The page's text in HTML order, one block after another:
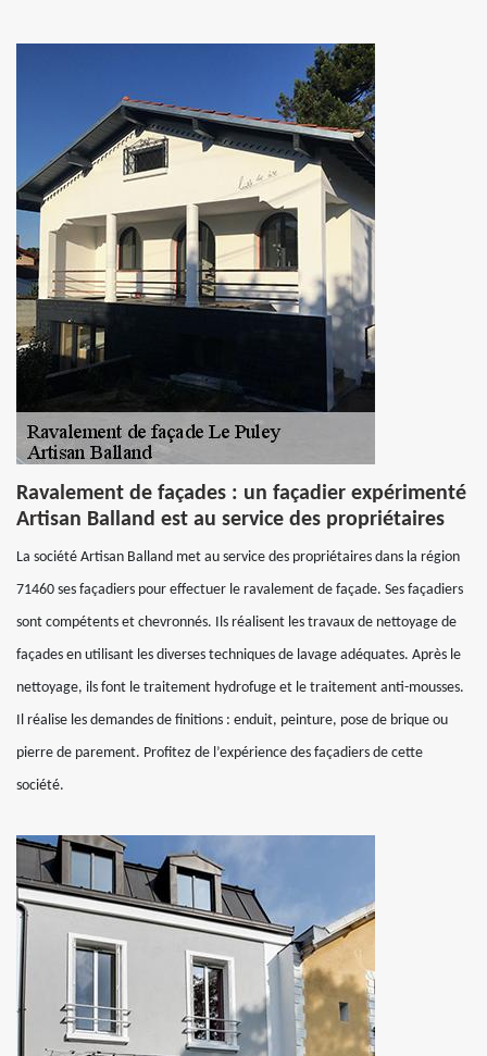
Ravalement de façades : un façadier expérimenté
Artisan Balland est au service des propriétaires
La société Artisan Balland met au service des propriétaires dans la région
71460 ses façadiers pour effectuer le ravalement de façade. Ses façadiers
sont compétents et chevronnés. Ils réalisent les travaux de nettoyage de
façades en utilisant les diverses techniques de lavage adéquates. Après le
nettoyage, ils font le traitement hydrofuge et le traitement anti-mousses.
Il réalise les demandes de finitions : enduit, peinture, pose de brique ou
pierre de parement. Profitez de l’expérience des façadiers de cette
société.